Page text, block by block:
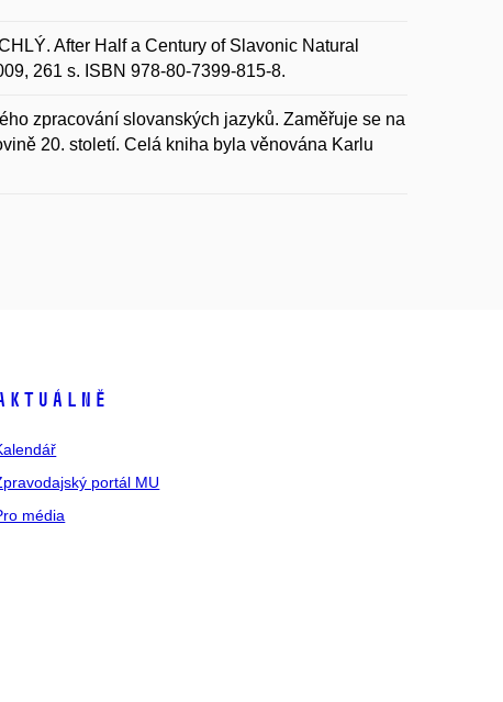
After Half a Century of Slavonic Natural
261 s. ISBN 978-80-7399-815-8.
zpracování slovanských jazyků. Zaměřuje se na
20. století. Celá kniha byla věnována Karlu
portál MU
média